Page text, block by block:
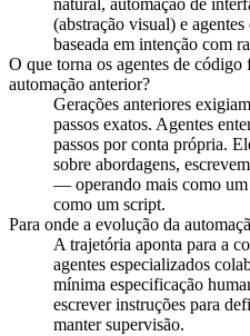
natural, automação de
(abstração visual) e
baseada em intenção com
O que torna os agentes de
automação anterior?
Gerações anteriores
passos exatos. Agentes
passos por conta própria.
sobre abordagens,
— operando mais como
como um script.
Para onde a evolução da
A trajetória aponta para a
agentes especializados
mínima especificação
escrever instruções para
manter supervisão.